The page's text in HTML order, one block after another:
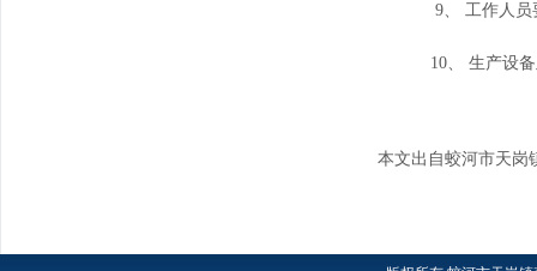
9、 工作人员要
10、 生产设备及
本文出自蛟河市天岗